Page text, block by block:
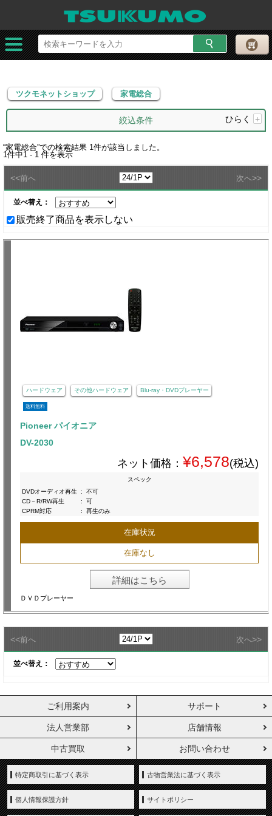
ツクモネットショップ 家電総合
ツクモネットショップ 家電総合
絞込条件 ひらく +
“家電総合”での検索結果 1件が該当しました。
1件中1 - 1 件を表示
<<前へ 次へ>>
並べ替え：
販売終了商品を表示しない
ハードウェア その他ハードウェア Blu-ray・DVDプレーヤー
送料無料
Pioneer パイオニア
DV-2030
ネット価格： ¥6,578(税込)
スペック
DVDオーディオ再生
:
不可
CD－R/RW再生
:
可
CPRM対応
: 再生のみ
在庫状況
在庫なし
詳細はこちら
ＤＶＤプレーヤー
<<前へ 次へ>>
並べ替え：
ご利用案内 サポート
法人営業部 店舗情報
中古買取 お問い合わせ
特定商取引に基づく表示 古物営業法に基づく表示
個人情報保護方針 サイトポリシー